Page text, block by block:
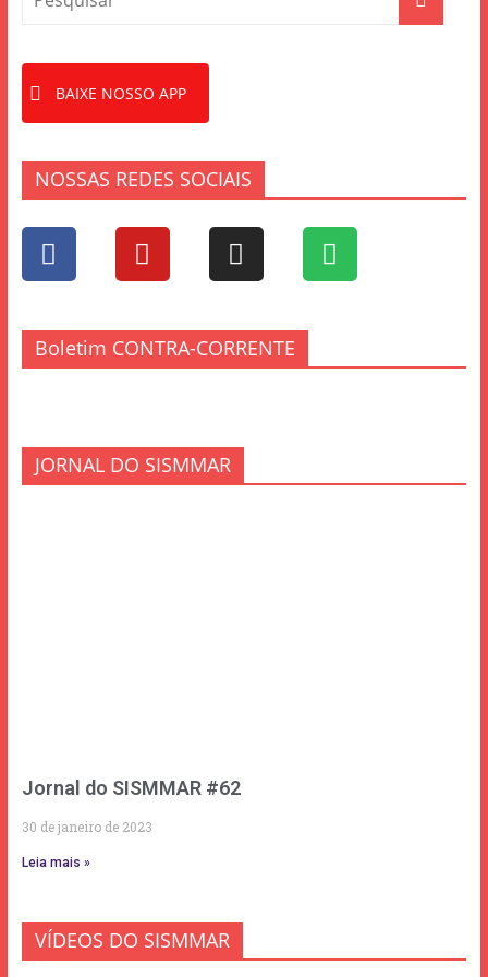
BAIXE NOSSO APP
NOSSAS REDES SOCIAIS
Boletim CONTRA-CORRENTE
JORNAL DO SISMMAR
Jornal do SISMMAR #62
30 de janeiro de 2023
Leia mais »
VÍDEOS DO SISMMAR